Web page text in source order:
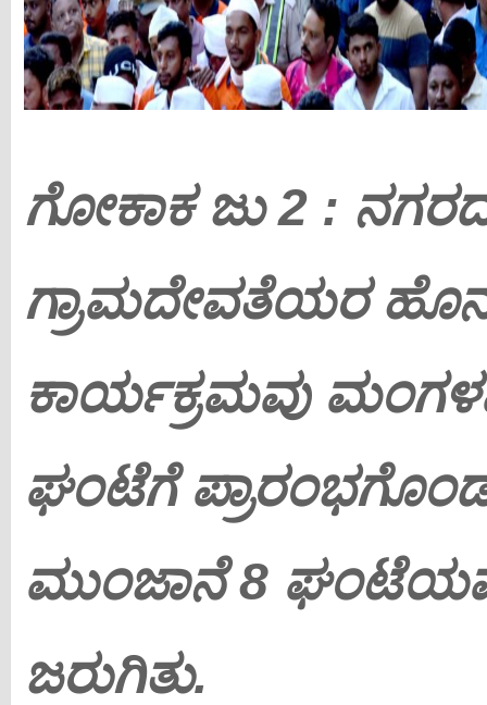
ಗೋಕಾಕ ಜು 2 :
ಗ್ರಾಮದೇವತೆಯರ
ಕಾರ್ಯಕ್ರಮವು
ಘಂಟೆಗೆ
ಮುಂಜಾನೆ 8
ಜರುಗಿತು.